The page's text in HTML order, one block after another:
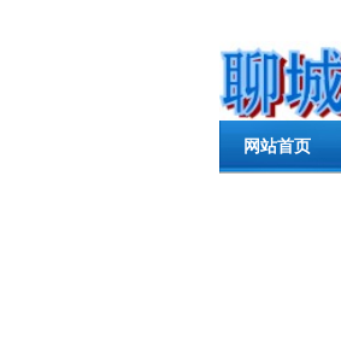
网站首页